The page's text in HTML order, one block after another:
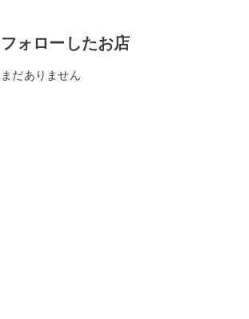
フォローしたお店
まだありません